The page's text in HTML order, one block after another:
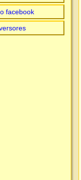
facebook